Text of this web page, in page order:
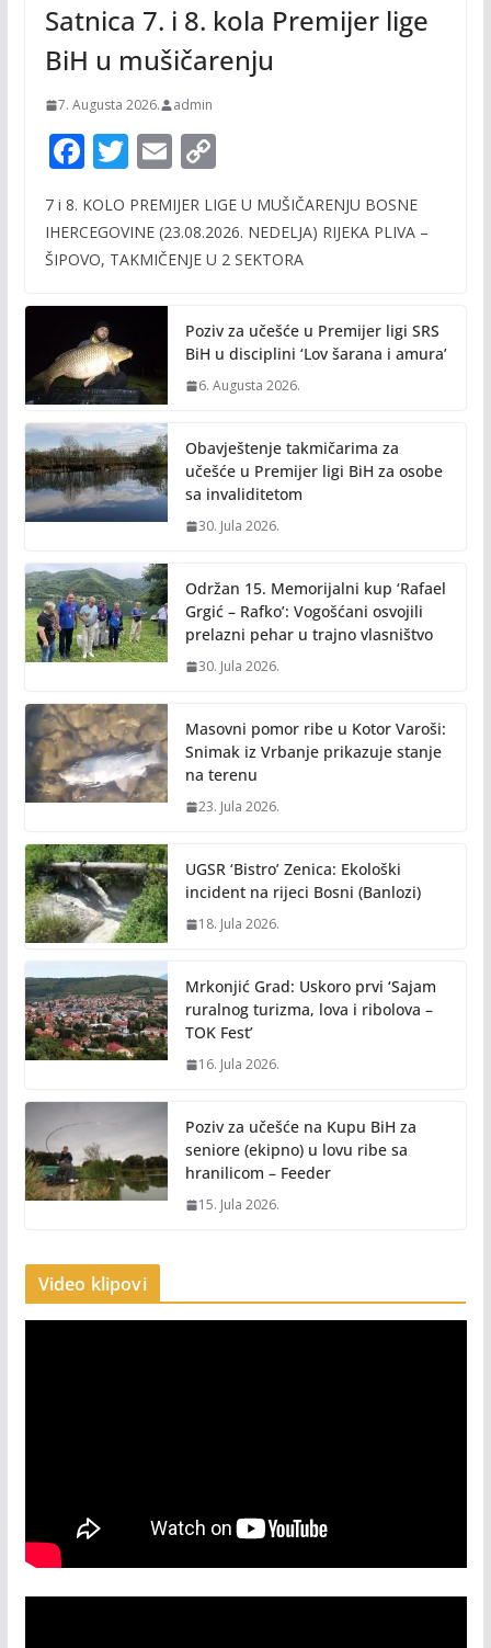
Satnica 7. i 8. kola Premijer lige
BiH u mušičarenju
7. Augusta 2026. admin
F
e
b
o
k
T
itt
er
E
ai
l
C
p
y
n
k
7 i 8. KOLO PREMIJER LIGE U MUŠIČARENJU BOSNE
IHERCEGOVINE (23.08.2026. NEDELJA) RIJEKA PLIVA –
ŠIPOVO, TAKMIČENJE U 2 SEKTORA
Poziv za učešće u Premijer ligi SRS
BiH u disciplini ‘Lov šarana i amura’
6. Augusta 2026.
Obavještenje takmičarima za
učešće u Premijer ligi BiH za osobe
sa invaliditetom
30. Jula 2026.
Održan 15. Memorijalni kup ‘Rafael
Grgić – Rafko’: Vogošćani osvojili
prelazni pehar u trajno vlasništvo
30. Jula 2026.
Masovni pomor ribe u Kotor Varoši:
Snimak iz Vrbanje prikazuje stanje
na terenu
23. Jula 2026.
UGSR ‘Bistro’ Zenica: Ekološki
incident na rijeci Bosni (Banlozi)
18. Jula 2026.
Mrkonjić Grad: Uskoro prvi ‘Sajam
ruralnog turizma, lova i ribolova –
TOK Fest’
16. Jula 2026.
Poziv za učešće na Kupu BiH za
seniore (ekipno) u lovu ribe sa
hranilicom – Feeder
15. Jula 2026.
Video klipovi